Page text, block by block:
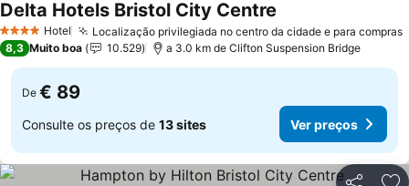
4 EstrelasHotel Localização privilegiada no centro da cidade e para compras
Delta Hotels Bristol City Centre
8,3 Muito boa 10.529 a 3.0 km de Clifton Suspension Bridge
De € 89
Consulte os preços de 13 sites Ver preços